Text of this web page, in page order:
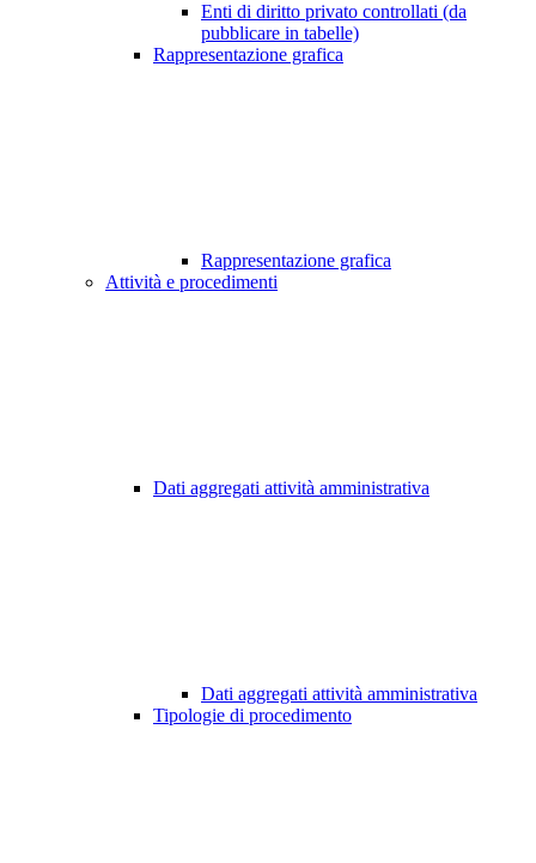
Enti di diritto privato controllati (da
pubblicare in tabelle)
Rappresentazione grafica
Rappresentazione grafica
Attività e procedimenti
Dati aggregati attività amministrativa
Dati aggregati attività amministrativa
Tipologie di procedimento